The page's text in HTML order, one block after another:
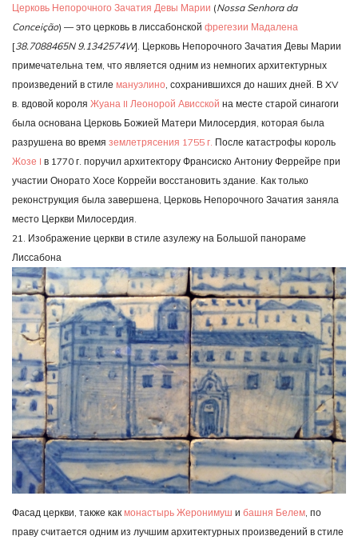
Церковь Непорочного Зачатия Девы Марии (Nossa Senhora da
Conceição) — это церковь в лиссабонской фрегезии Мадалена
[38.7088465N 9.1342574W]. Церковь Непорочного Зачатия Девы Марии
примечательна тем, что является одним из немногих архитектурных
произведений в стиле мануэлино , сохранившихся до наших дней. В XV
в. вдовой короля Жуана II Леонорой Ависской на месте старой синагоги
была основана Церковь Божией Матери Милосердия, которая была
разрушена во время землетрясения 1755 г. После катастрофы король
Жозе I в 1770 г. поручил архитектору Франсиско Антониу Феррейре при
участии Онорато Хосе Коррейи восстановить здание. Как только
реконструкция была завершена, Церковь Непорочного Зачатия заняла
место Церкви Милосердия.
21. Изображение церкви в стиле азулежу на Большой панораме
Лиссабона
Фасад церкви, также как монастырь Жеронимуш и башня Белем, по
праву считается одним из лучшим архитектурных произведений в стиле